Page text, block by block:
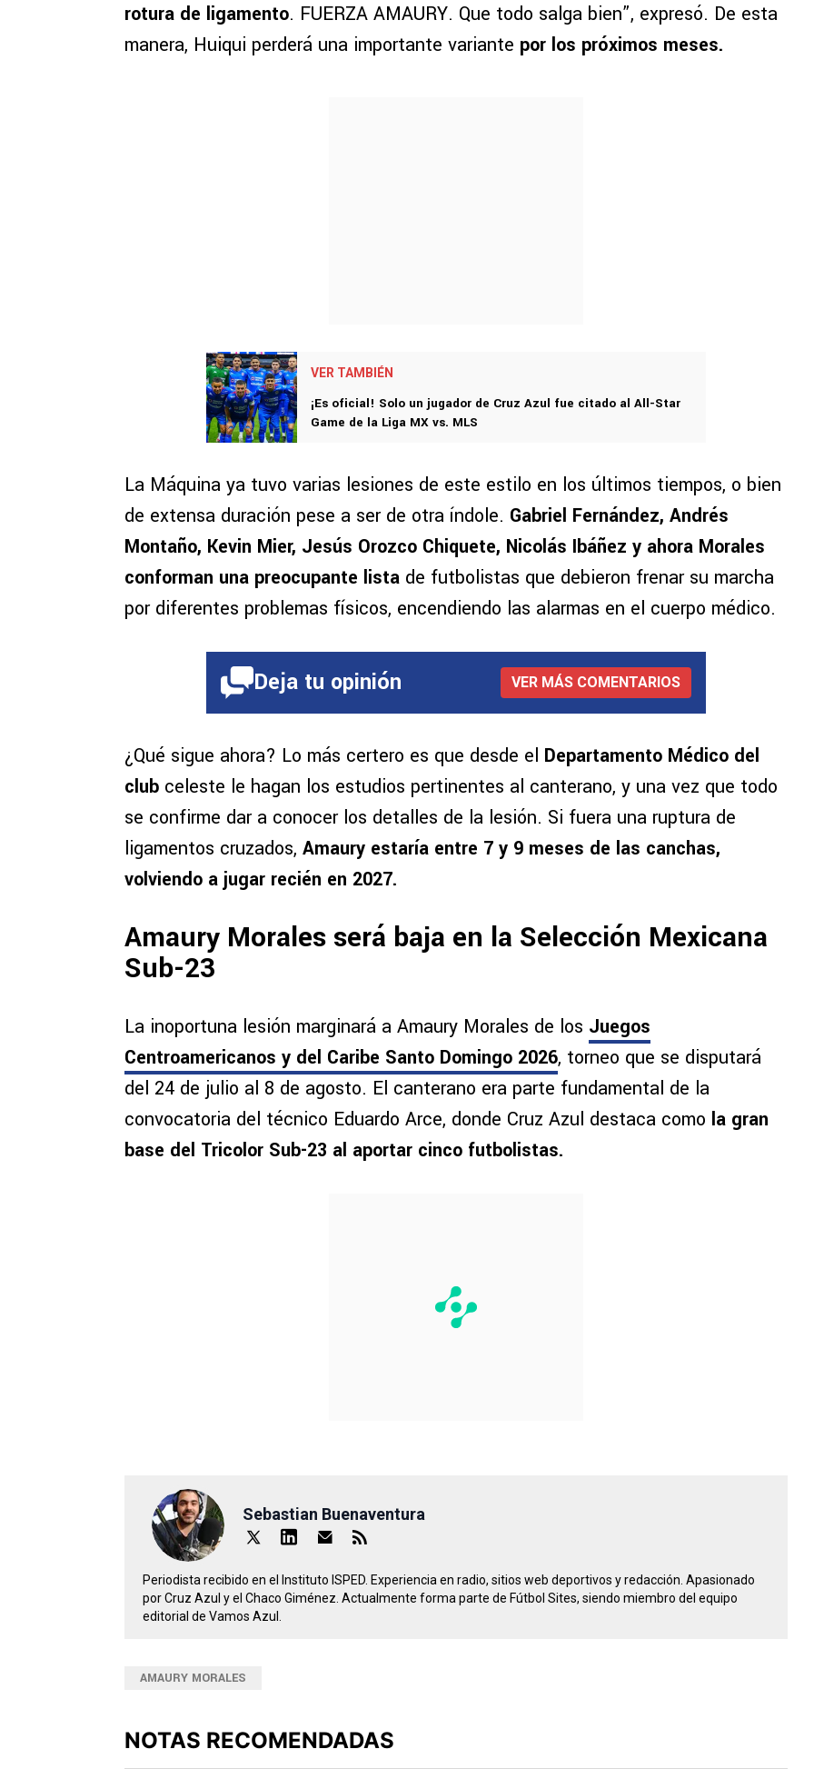
rotura de ligamento. FUERZA AMAURY. Que todo salga bien”, expresó. De esta
manera, Huiqui perderá una importante variante por los próximos meses.
VER TAMBIÉN
¡Es oficial! Solo un jugador de Cruz Azul fue citado al All-Star
Game de la Liga MX vs. MLS
La Máquina ya tuvo varias lesiones de este estilo en los últimos tiempos, o bien
de extensa duración pese a ser de otra índole. Gabriel Fernández, Andrés
Montaño, Kevin Mier, Jesús Orozco Chiquete, Nicolás Ibáñez y ahora Morales
conforman una preocupante lista de futbolistas que debieron frenar su marcha
por diferentes problemas físicos, encendiendo las alarmas en el cuerpo médico.
Deja tu opinión VER MÁS COMENTARIOS
¿Qué sigue ahora? Lo más certero es que desde el Departamento Médico del
club celeste le hagan los estudios pertinentes al canterano, y una vez que todo
se confirme dar a conocer los detalles de la lesión. Si fuera una ruptura de
ligamentos cruzados, Amaury estaría entre 7 y 9 meses de las canchas,
volviendo a jugar recién en 2027.
Amaury Morales será baja en la Selección Mexicana
Sub-23
La inoportuna lesión marginará a Amaury Morales de los Juegos
Centroamericanos y del Caribe Santo Domingo 2026, torneo que se disputará
del 24 de julio al 8 de agosto. El canterano era parte fundamental de la
convocatoria del técnico Eduardo Arce, donde Cruz Azul destaca como la gran
base del Tricolor Sub-23 al aportar cinco futbolistas.
Sebastian Buenaventura
Periodista recibido en el Instituto ISPED. Experiencia en radio, sitios web deportivos y redacción. Apasionado
por Cruz Azul y el Chaco Giménez. Actualmente forma parte de Fútbol Sites, siendo miembro del equipo
editorial de Vamos Azul.
AMAURY MORALES
NOTAS RECOMENDADAS